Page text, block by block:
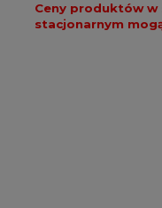
Ceny produktów w
stacjonarnym